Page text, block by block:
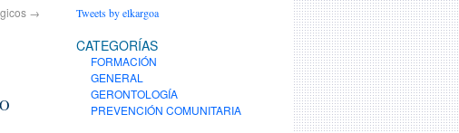
→ Tweets by elkargoa
CATEGORÍAS
FORMACIÓN
GENERAL
GERONTOLOGÍA
PREVENCIÓN COMUNITARIA